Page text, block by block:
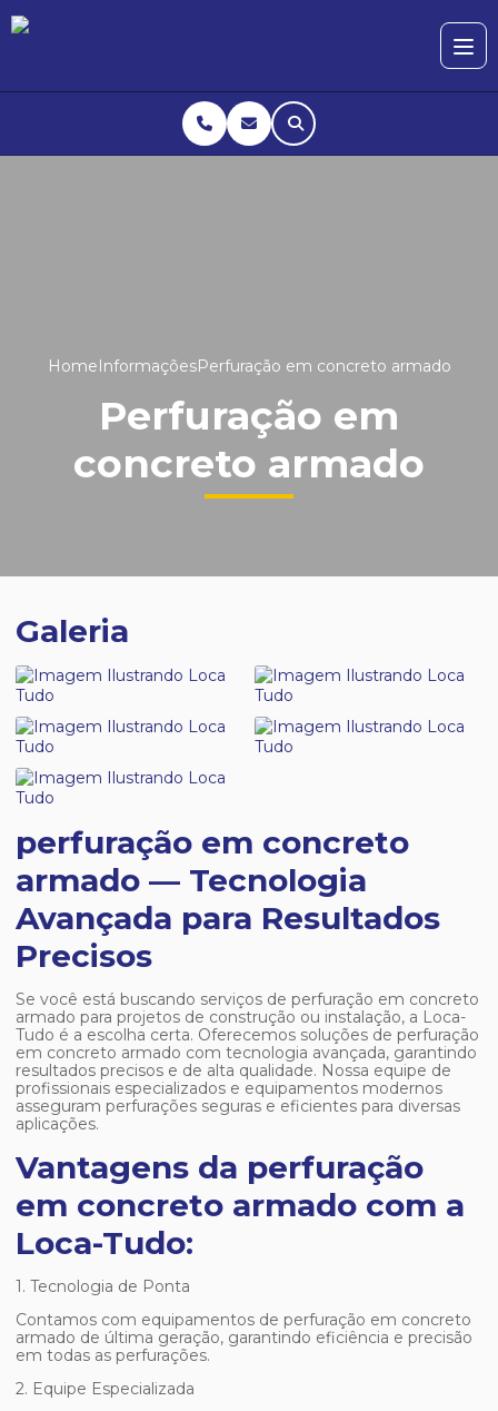
HomeInformaçõesPerfuração em concreto armado
Perfuração em
concreto armado
Galeria
perfuração em concreto
armado — Tecnologia
Avançada para Resultados
Precisos
Se você está buscando serviços de perfuração em concreto
armado para projetos de construção ou instalação, a Loca-
Tudo é a escolha certa. Oferecemos soluções de perfuração
em concreto armado com tecnologia avançada, garantindo
resultados precisos e de alta qualidade. Nossa equipe de
profissionais especializados e equipamentos modernos
asseguram perfurações seguras e eficientes para diversas
aplicações.
Vantagens da perfuração
em concreto armado com a
Loca-Tudo:
1. Tecnologia de Ponta
Contamos com equipamentos de perfuração em concreto
armado de última geração, garantindo eficiência e precisão
em todas as perfurações.
2. Equipe Especializada